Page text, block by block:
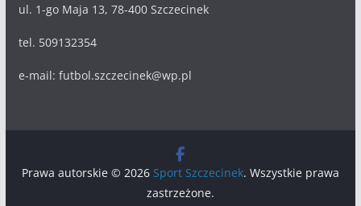
ul. 1-go Maja 13, 78-400 Szczecinek
tel. 509132354
e-mail: futbol.szczecinek@wp.pl
Prawa autorskie © 2026 Sport Szczecinek. Wszystkie prawa
zastrzeżone.